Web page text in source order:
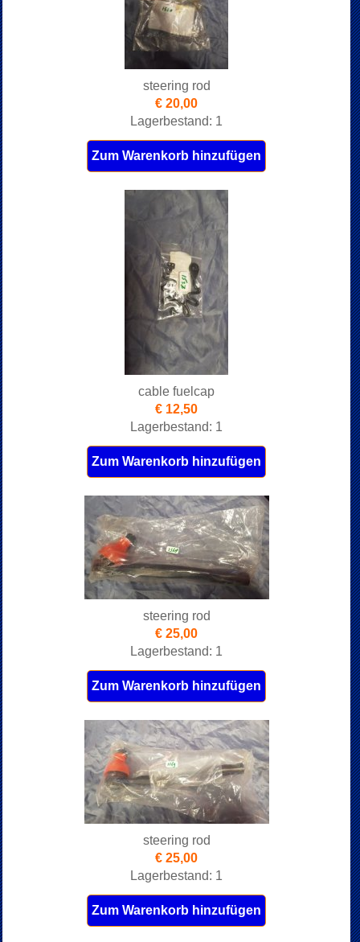
steering rod
€ 20,00
Lagerbestand: 1
Zum Warenkorb hinzufügen
cable fuelcap
€ 12,50
Lagerbestand: 1
Zum Warenkorb hinzufügen
steering rod
€ 25,00
Lagerbestand: 1
Zum Warenkorb hinzufügen
steering rod
€ 25,00
Lagerbestand: 1
Zum Warenkorb hinzufügen